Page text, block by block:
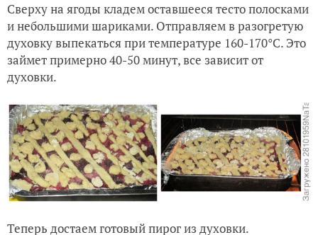
Сверху на ягоды кладем оставшееся тесто полосками
и небольшими шариками. Отправляем в разогретую
духовку выпекаться при температуре 160-170°C. Это
займет примерно 40-50 минут, все зависит от
духовки.
Теперь достаем готовый пирог из духовки.